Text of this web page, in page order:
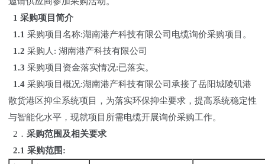
1 采购项目简介
1.1 采购项目名称:湖南港产科技有限公司电缆询价采购项目。
1.2 采购人: 湖南港产科技有限公司
1.3 采购项目资金落实情况:已落实。
1.4 采购项目概况:湖南港产科技有限公司承接了岳阳城陵矶港
散货港区抑尘系统项目，为落实环保抑尘要求，提高系统稳定性
与智能化水平，现就项目所需电缆开展询价采购工作。
2． 采购范围及相关要求
2.1 采购范围: